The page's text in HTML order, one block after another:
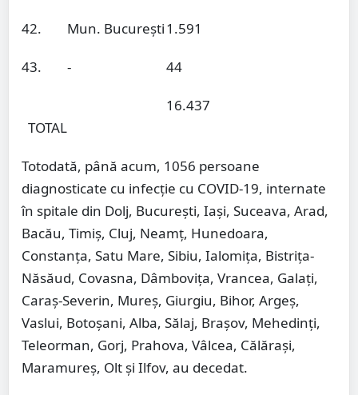
42. Mun. București1.591
43. - 44
TOTAL
16.437
Totodată, până acum, 1056 persoane
diagnosticate cu infecție cu COVID-19, internate
în spitale din Dolj, București, Iași, Suceava, Arad,
Bacău, Timiș, Cluj, Neamț, Hunedoara,
Constanța, Satu Mare, Sibiu, Ialomița, Bistrița-
Năsăud, Covasna, Dâmbovița, Vrancea, Galați,
Caraș-Severin, Mureș, Giurgiu, Bihor, Argeș,
Vaslui, Botoșani, Alba, Sălaj, Brașov, Mehedinți,
Teleorman, Gorj, Prahova, Vâlcea, Călărași,
Maramureș, Olt și Ilfov, au decedat.